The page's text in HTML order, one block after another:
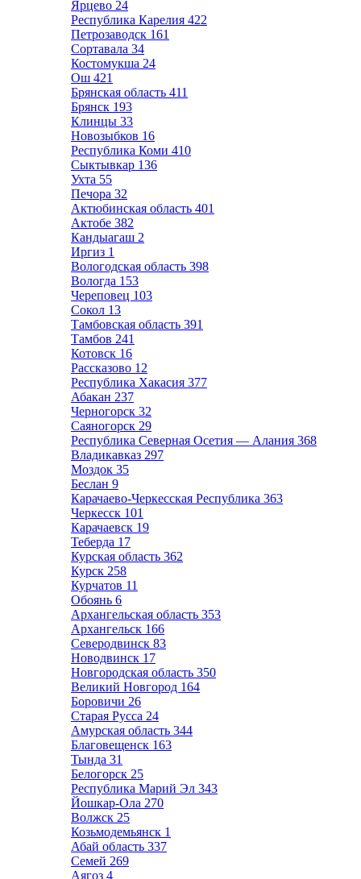
Ярцево 24
Республика Карелия 422
Петрозаводск 161
Сортавала 34
Костомукша 24
Ош 421
Брянская область 411
Брянск 193
Клинцы 33
Новозыбков 16
Республика Коми 410
Сыктывкар 136
Ухта 55
Печора 32
Актюбинская область 401
Актобе 382
Кандыагаш 2
Иргиз 1
Вологодская область 398
Вологда 153
Череповец 103
Сокол 13
Тамбовская область 391
Тамбов 241
Котовск 16
Рассказово 12
Республика Хакасия 377
Абакан 237
Черногорск 32
Саяногорск 29
Республика Северная Осетия — Алания 368
Владикавказ 297
Моздок 35
Беслан 9
Карачаево-Черкесская Республика 363
Черкесск 101
Карачаевск 19
Теберда 17
Курская область 362
Курск 258
Курчатов 11
Обоянь 6
Архангельская область 353
Архангельск 166
Северодвинск 83
Новодвинск 17
Новгородская область 350
Великий Новгород 164
Боровичи 26
Старая Русса 24
Амурская область 344
Благовещенск 163
Тында 31
Белогорск 25
Республика Марий Эл 343
Йошкар-Ола 270
Волжск 25
Козьмодемьянск 1
Абай область 337
Семей 269
Аягоз 4